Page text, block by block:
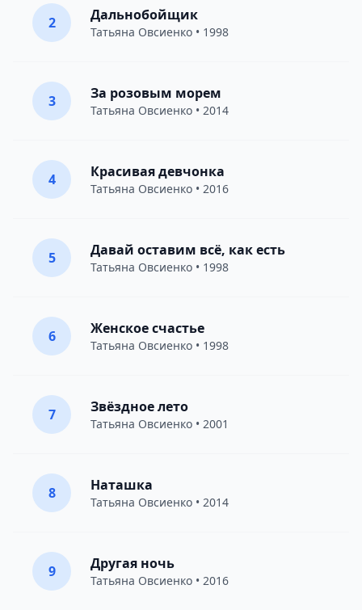
2 Дальнобойщик
Татьяна Овсиенко • 1998
3 За розовым морем
Татьяна Овсиенко • 2014
4 Красивая девчонка
Татьяна Овсиенко • 2016
5 Давай оставим всё, как есть
Татьяна Овсиенко • 1998
6 Женское счастье
Татьяна Овсиенко • 1998
7 Звёздное лето
Татьяна Овсиенко • 2001
8 Наташка
Татьяна Овсиенко • 2014
9 Другая ночь
Татьяна Овсиенко • 2016